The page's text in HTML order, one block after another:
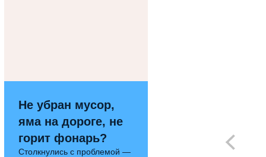
Не убран мусор,
яма на дороге, не
горит фонарь?
Столкнулись с проблемой —